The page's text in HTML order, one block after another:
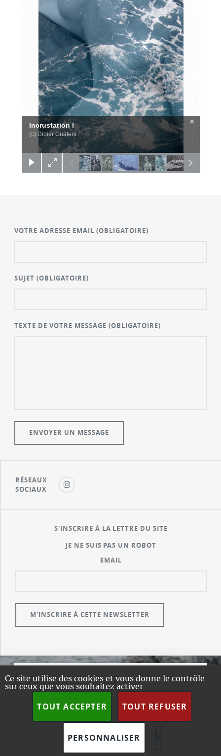
Ce site utilise des cookies et vous donne le contrôle
sur ceux que vous souhaitez activer
TOUT ACCEPTER TOUT REFUSER
PERSONNALISER
Incrustation I
(c) Didier Gualeni
×
VOTRE ADRESSE EMAIL(OBLIGATOIRE)
SUJET(OBLIGATOIRE)
TEXTE DE VOTRE MESSAGE(OBLIGATOIRE)
RÉSEAUX
SOCIAUX
S'INSCRIRE À LA LETTRE DU SITE
JE NE SUIS PAS UN ROBOT
EMAIL
© GUALENI.COM
A PROPOS
PLAN DU SITE